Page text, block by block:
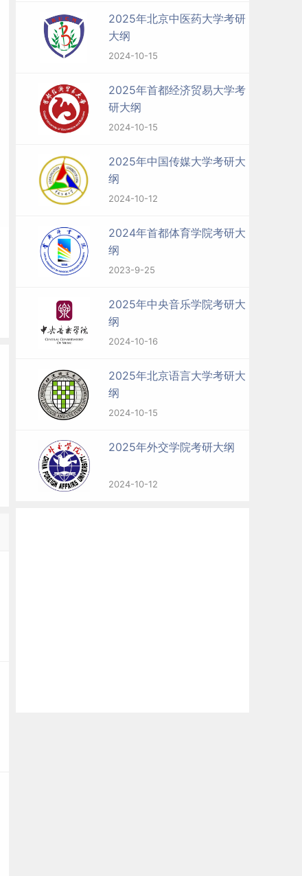
2025年北京中医药大学考研
大纲
2024-10-15
2025年首都经济贸易大学考
研大纲
2024-10-15
2025年中国传媒大学考研大
纲
2024-10-12
2024年首都体育学院考研大
纲
2023-9-25
2025年中央音乐学院考研大
纲
2024-10-16
2025年北京语言大学考研大
纲
2024-10-15
2025年外交学院考研大纲
2024-10-12